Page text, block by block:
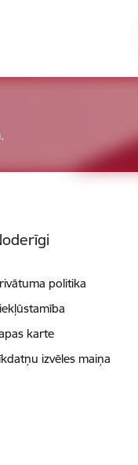
politika
karte
izvēles maiņa